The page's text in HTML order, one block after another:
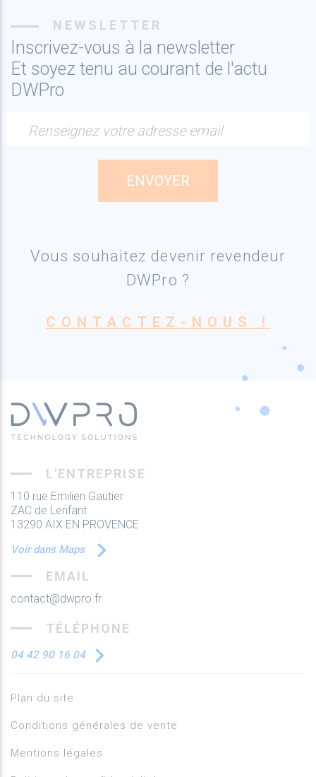
NEWSLETTER
Inscrivez-vous à la newsletter
Et soyez tenu au courant de l'actu
DWPro
Renseignez votre adresse email
Vous souhaitez devenir revendeur
DWPro ?
CONTACTEZ-NOUS !
L'ENTREPRISE
110 rue Emilien Gautier
ZAC de Lenfant
13290 AIX EN PROVENCE
Voir dans Maps
EMAIL
contact@dwpro.fr
TÉLÉPHONE
04 42 90 16 04
Plan du site
Conditions générales de vente
Mentions légales